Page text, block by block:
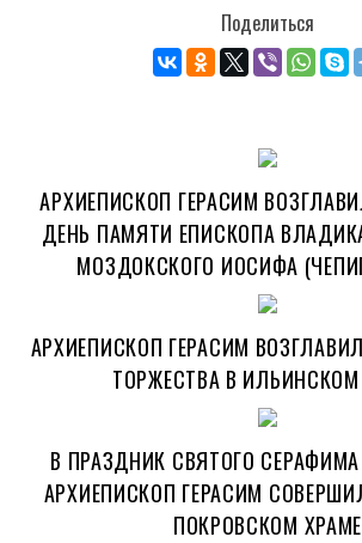
Поделиться
АРХИЕПИСКОП ГЕРАСИМ
ДЕНЬ ПАМЯТИ ЕПИСКОПА
МОЗДОКСКОГО ИОСИФА
АРХИЕПИСКОП ГЕРАСИМ
ТОРЖЕСТВА В ИЛЬИНСКОМ
В ПРАЗДНИК СВЯТОГО
АРХИЕПИСКОП ГЕРАСИМ
ПОКРОВСКОМ ХРАМЕ